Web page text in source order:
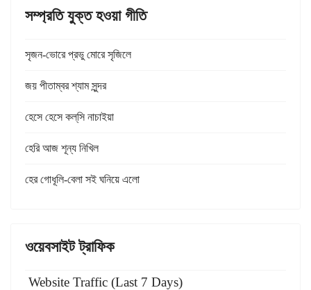
সম্প্রতি যুক্ত হওয়া গীতি
সৃজন-ভোরে প্রভু মোরে সৃজিলে
জয় পীতাম্বর শ্যাম সুন্দর
হেসে হেসে কল্‌সি নাচাইয়া
হেরি আজ শূন্য নিখিল
হের গোধূলি-বেলা সই ঘনিয়ে এলো
ওয়েবসাইট ট্রাফিক
Website Traffic (Last 7 Days)